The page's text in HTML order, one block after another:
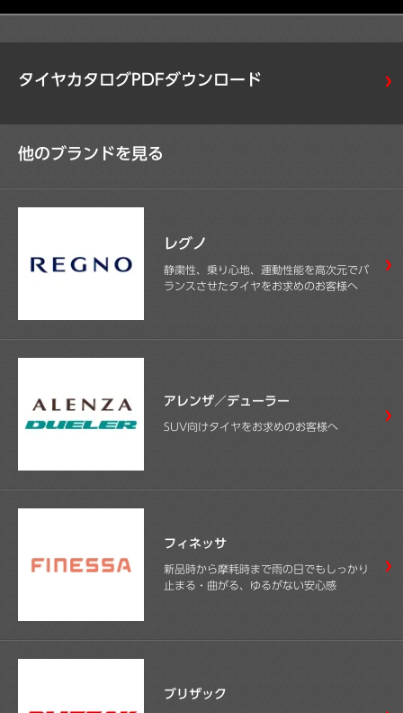
タイヤカタログPDFダウンロード
他のブランドを見る
レグノ
静粛性、乗り心地、運動性能を高次元でバ
ランスさせたタイヤをお求めのお客様へ
アレンザ／デューラー
SUV向けタイヤをお求めのお客様へ
フィネッサ
新品時から摩耗時まで雨の日でもしっかり
止まる・曲がる、ゆるがない安心感
ブリザック